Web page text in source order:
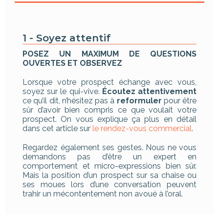
1 - Soyez attentif
POSEZ UN MAXIMUM DE QUESTIONS
OUVERTES ET OBSERVEZ
Lorsque votre prospect échange avec vous,
soyez sur le qui-vive. Écoutez attentivement
ce qu’il dit, n’hésitez pas à reformuler pour être
sûr d’avoir bien compris ce que voulait votre
prospect. On vous explique ça plus en détail
dans cet article sur le rendez-vous commercial.
Regardez également ses gestes. Nous ne vous
demandons pas d’être un expert en
comportement et micro-expressions bien sûr.
Mais la position d’un prospect sur sa chaise ou
ses moues lors d’une conversation peuvent
trahir un mécontentement non avoué à l’oral.